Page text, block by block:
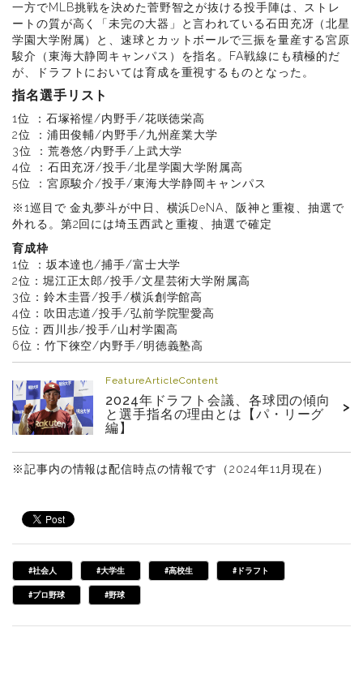
一方でMLB挑戦を決めた菅野智之が抜ける投手陣は、ストレ
ートの質が高く「未完の大器」と言われている石田充冴（北星
学園大学附属）と、速球とカットボールで三振を量産する宮原
駿介（東海大静岡キャンパス）を指名。FA戦線にも積極的だ
が、ドラフトにおいては育成を重視するものとなった。
指名選手リスト
1位 ：石塚裕惺/内野手/花咲徳栄高
2位 ：浦田俊輔/内野手/九州産業大学
3位 ：荒巻悠/内野手/上武大学
4位 ：石田充冴/投手/北星学園大学附属高
5位 ：宮原駿介/投手/東海大学静岡キャンパス
※1巡目で 金丸夢斗が中日、横浜DeNA、阪神と重複、抽選で
外れる。第2回には埼玉西武と重複、抽選で確定
育成枠
1位 ：坂本達也/捕手/富士大学
2位：堀江正太郎/投手/文星芸術大学附属高
3位：鈴木圭晋/投手/横浜創学館高
4位：吹田志道/投手/弘前学院聖愛高
5位：西川歩/投手/山村学園高
6位：竹下徠空/内野手/明徳義塾高
FeatureArticleContent
2024年ドラフト会議、各球団の傾向
と選手指名の理由とは【パ・リーグ
編】
>
※記事内の情報は配信時点の情報です（2024年11月現在）
#社会人 #大学生 #高校生 #ドラフト
#プロ野球 #野球